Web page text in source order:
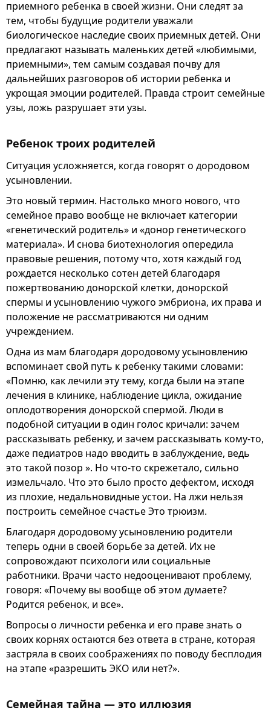
приемного ребенка в своей жизни. Они следят за
тем, чтобы будущие родители уважали
биологическое наследие своих приемных детей. Они
предлагают называть маленьких детей «любимыми,
приемными», тем самым создавая почву для
дальнейших разговоров об истории ребенка и
укрощая эмоции родителей. Правда строит семейные
узы, ложь разрушает эти узы.
Ребенок троих родителей
Ситуация усложняется, когда говорят о дородовом
усыновлении.
Это новый термин. Настолько много нового, что
семейное право вообще не включает категории
«генетический родитель» и «донор генетического
материала». И снова биотехнология опередила
правовые решения, потому что, хотя каждый год
рождается несколько сотен детей благодаря
пожертвованию донорской клетки, донорской
спермы и усыновлению чужого эмбриона, их права и
положение не рассматриваются ни одним
учреждением.
Одна из мам благодаря дородовому усыновлению
вспоминает свой путь к ребенку такими словами:
«Помню, как лечили эту тему, когда были на этапе
лечения в клинике, наблюдение цикла, ожидание
оплодотворения донорской спермой. Люди в
подобной ситуации в один голос кричали: зачем
рассказывать ребенку, и зачем рассказывать кому-то,
даже педиатров надо вводить в заблуждение, ведь
это такой позор ». Но что-то скрежетало, сильно
измельчало. Что это было просто дефектом, исходя
из плохие, недальновидные устои. На лжи нельзя
построить семейное счастье Это трюизм.
Благодаря дородовому усыновлению родители
теперь одни в своей борьбе за детей. Их не
сопровождают психологи или социальные
работники. Врачи часто недооценивают проблему,
говоря: «Почему вы вообще об этом думаете?
Родится ребенок, и все».
Вопросы о личности ребенка и его праве знать о
своих корнях остаются без ответа в стране, которая
застряла в своих соображениях по поводу бесплодия
на этапе «разрешить ЭКО или нет?».
Семейная тайна — это иллюзия